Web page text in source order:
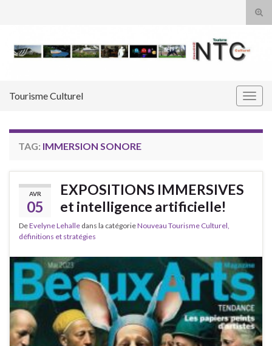
Tourisme Culturel
TAG: IMMERSION SONORE
AVR
05
EXPOSITIONS IMMERSIVES
et intelligence artificielle!
DeEvelyne Lehalle dans la catégorieNouveau Tourisme Culturel,
définitions et stratégies